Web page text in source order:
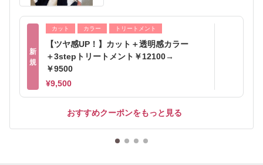
新
規
カット カラー トリートメント
【ツヤ感UP！】カット＋透明感カラー
＋3stepトリートメント￥12100→
￥9500
¥9,500
おすすめクーポンをもっと見る